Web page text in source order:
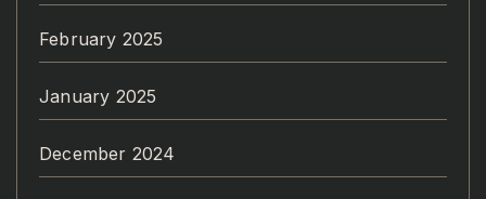
February 2025
January 2025
December 2024